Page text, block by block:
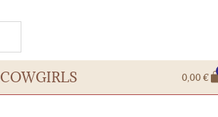
COWGIRLS 0,00€